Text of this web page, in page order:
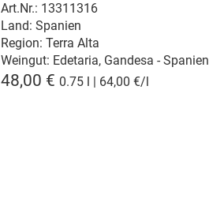
Art.Nr.: 13311316
Land: Spanien
Weingut: Edetaria, Gandesa - Spanien
Region: Terra Alta
48,00 € 0.75 l | 64,00 €/l